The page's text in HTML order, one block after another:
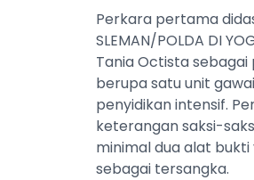
Perkara pertama
SLEMAN/POLDA DI
Tania Octista
berupa satu unit
penyidikan intensif.
keterangan saksi-
minimal dua alat
sebagai tersangka.